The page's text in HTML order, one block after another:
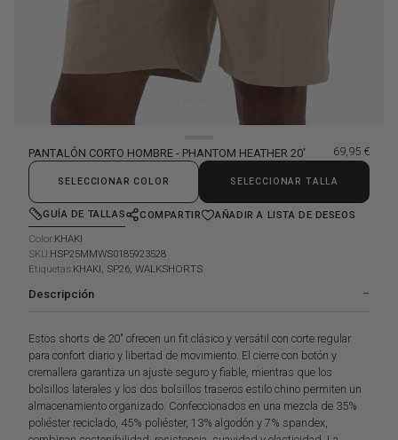
PANTALÓN CORTO HOMBRE - PHANTOM HEATHER 20' Precio
69,95 €
SELECCIONAR COLOR SELECCIONAR TALLA
GUÍA DE TALLAS COMPARTIR
AÑADIR A LISTA DE DESEOS
Color:KHAKI
SKU:HSP25MMWS0185923528
Etiquetas:KHAKI, SP26, WALKSHORTS
Descripción
Estos shorts de 20" ofrecen un fit clásico y versátil con corte regular
para confort diario y libertad de movimiento. El cierre con botón y
cremallera garantiza un ajuste seguro y fiable, mientras que los
bolsillos laterales y los dos bolsillos traseros estilo chino permiten un
almacenamiento organizado. Confeccionados en una mezcla de 35%
poliéster reciclado, 45% poliéster, 13% algodón y 7% spandex,